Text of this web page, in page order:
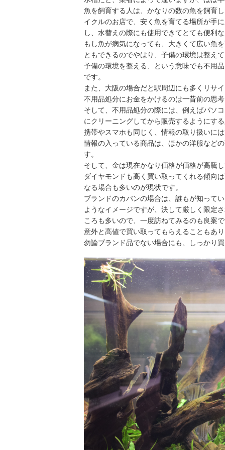
魚を飼育する人は、かなりの数の魚を飼育
イクルのお店で、安く魚を育てる場所が手
し、水替えの際にも使用できてとても便利
もし魚が病気になっても、大きくて広い魚
ともできるのでやはり、予備の環境は整え
予備の環境を整える、という意味でも不用
です。
また、大阪の場合だと駅周辺にも多くリサ
不用品処分にお金をかけるのは一昔前の思
そして、不用品処分の際には、例えばパソ
にクリーニングしてから販売するようにす
携帯やスマホも同じく、情報の取り扱いに
情報の入っている商品は、ほかの洋服など
す。
そして、金は現在かなり価格が価格が高騰
ダイヤモンドも高く買い取ってくれる傾向
なる場合も多いのが現状です。
ブランドのカバンの場合は、誰もが知って
ようなイメージですが、決して厳しく限定
ころも多いので、一度訪ねてみるのも良案
意外と高値で買い取ってもらえることもあ
勿論ブランド品でない場合にも、しっかり